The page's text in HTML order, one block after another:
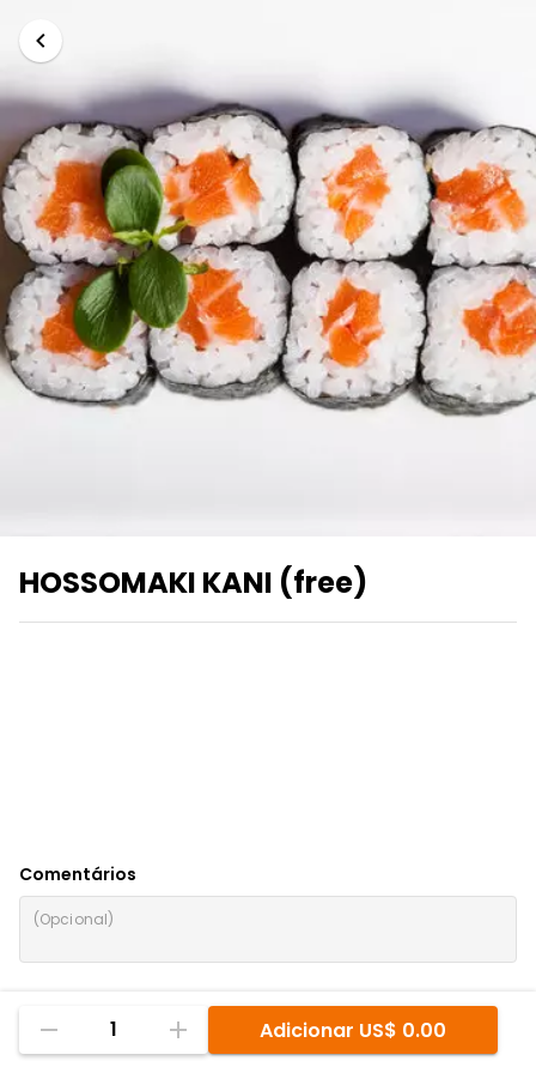
HOSSOMAKI KANI (free)
Comentários
1 Adicionar US$ 0.00